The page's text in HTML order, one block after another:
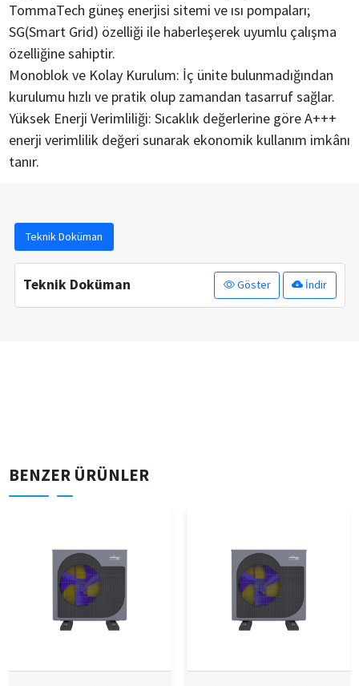
TommaTech güneş enerjisi sitemi ve ısı pompaları;
SG(Smart Grid) özelliği ile haberleşerek uyumlu çalışma
özelliğine sahiptir.
Monoblok ve Kolay Kurulum: İç ünite bulunmadığından
kurulumu hızlı ve pratik olup zamandan tasarruf sağlar.
Yüksek Enerji Verimliliği: Sıcaklık değerlerine göre A+++
enerji verimlilik değeri sunarak ekonomik kullanım imkânı
tanır.
Teknik Doküman
Teknik Doküman Göster İndir
BENZER ÜRÜNLER